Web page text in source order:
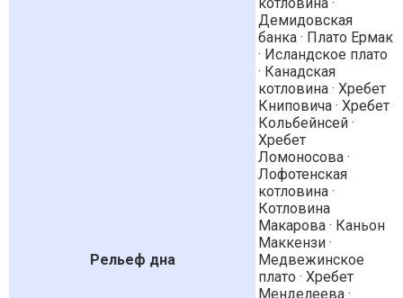
Рельеф дна
Демидовская
банка · Плато Ермак
· Исландское плато
· Канадская
котловина · Хребет
Книповича · Хребет
Кольбейнсей ·
Хребет
Ломоносова ·
Лофотенская
котловина ·
Котловина
Макарова · Каньон
Маккензи ·
Медвежинское
плато · Хребет
Менделеева ·